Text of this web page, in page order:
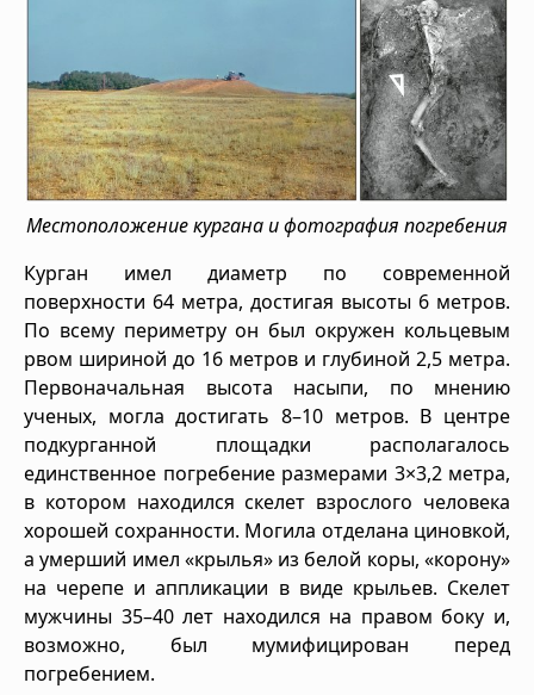
Местоположение кургана и фотография погребения
Курган имел диаметр по современной
поверхности 64 метра, достигая высоты 6 метров.
По всему периметру он был окружен кольцевым
рвом шириной до 16 метров и глубиной 2,5 метра.
Первоначальная высота насыпи, по мнению
ученых, могла достигать 8–10 метров. В центре
подкурганной площадки располагалось
единственное погребение размерами 3×3,2 метра,
в котором находился скелет взрослого человека
хорошей сохранности. Могила отделана циновкой,
а умерший имел «крылья» из белой коры, «корону»
на черепе и аппликации в виде крыльев. Скелет
мужчины 35–40 лет находился на правом боку и,
возможно, был мумифицирован перед
погребением.